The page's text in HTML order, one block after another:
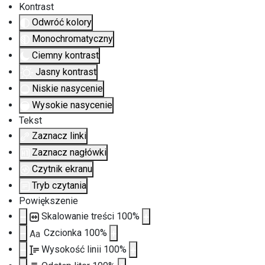
Kontrast
Odwróć kolory
Monochromatyczny
Ciemny kontrast
Jasny kontrast
Niskie nasycenie
Wysokie nasycenie
Tekst
Zaznacz linki
Zaznacz nagłówki
Czytnik ekranu
Tryb czytania
Powiększenie
Skalowanie treści 100%
Aa Czcionka 100%
Wysokość linii 100%